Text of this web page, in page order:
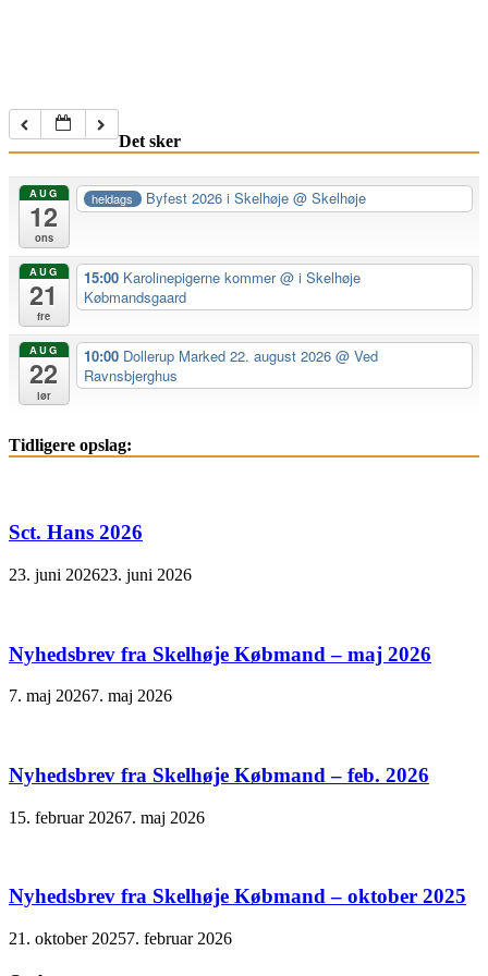
Det sker
AUG
12
ons
heldags Byfest 2026 i Skelhøje@ Skelhøje
AUG
21
fre
15:00 Karolinepigerne kommer@ i Skelhøje
Købmandsgaard
AUG
22
lør
10:00 Dollerup Marked 22. august 2026 @ Ved
Ravnsbjerghus
Tidligere opslag:
Sct. Hans 2026
23. juni 202623. juni 2026
Nyhedsbrev fra Skelhøje Købmand – maj 2026
7. maj 20267. maj 2026
Nyhedsbrev fra Skelhøje Købmand – feb. 2026
15. februar 20267. maj 2026
Nyhedsbrev fra Skelhøje Købmand – oktober 2025
21. oktober 20257. februar 2026